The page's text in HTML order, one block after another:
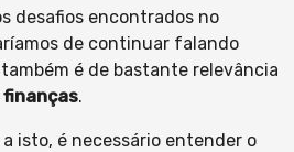
desafios encontrados no
de continuar falando
é de bastante relevância
.
isto, é necessário entender o